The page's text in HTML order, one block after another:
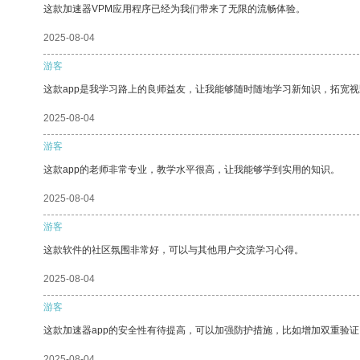
这款加速器VPM应用程序已经为我们带来了无限的流畅体验。
2025-08-04
游客
这款app是我学习路上的良师益友，让我能够随时随地学习新知识，拓宽
2025-08-04
游客
这款app的老师非常专业，教学水平很高，让我能够学到实用的知识。
2025-08-04
游客
这款软件的社区氛围非常好，可以与其他用户交流学习心得。
2025-08-04
游客
这款加速器app的安全性有待提高，可以加强防护措施，比如增加双重验